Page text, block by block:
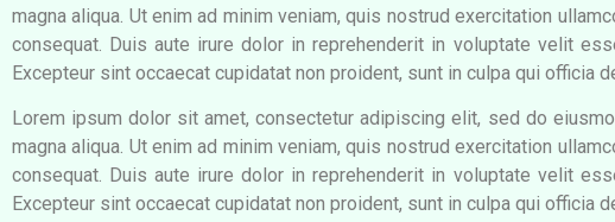
magna aliqua. Ut enim ad minim veniam, quis nostrud exercitation
consequat. Duis aute irure dolor in reprehenderit in voluptate velit
Excepteur sint occaecat cupidatat non proident, sunt in culpa qui officia
Lorem ipsum dolor sit amet, consectetur adipiscing elit, sed do
magna aliqua. Ut enim ad minim veniam, quis nostrud exercitation
consequat. Duis aute irure dolor in reprehenderit in voluptate velit
Excepteur sint occaecat cupidatat non proident, sunt in culpa qui officia